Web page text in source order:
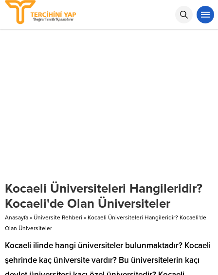
Kocaeli Üniversiteleri Hangileridir?
Kocaeli'de Olan Üniversiteler
Anasayfa » Üniversite Rehberi » Kocaeli Üniversiteleri Hangileridir? Kocaeli'de
Olan Üniversiteler
Kocaeli ilinde hangi üniversiteler bulunmaktadır? Kocaeli
şehrinde kaç üniversite vardır? Bu üniversitelerin kaçı